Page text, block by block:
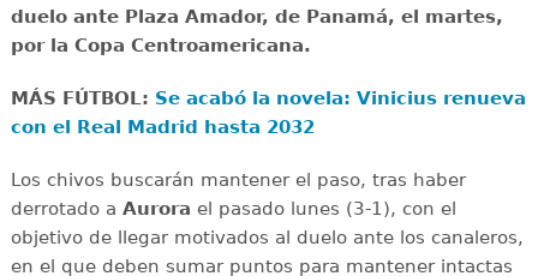
duelo ante Plaza Amador, de Panamá, el martes,
por la Copa Centroamericana.
MÁS FÚTBOL: Se acabó la novela: Vinicius renueva
con el Real Madrid hasta 2032
Los chivos buscarán mantener el paso, tras haber
derrotado a Aurora el pasado lunes (3-1), con el
objetivo de llegar motivados al duelo ante los canaleros,
en el que deben sumar puntos para mantener intactas